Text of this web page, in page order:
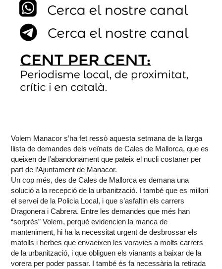
Volem Manacor s’ha fet ressò aquesta setmana de la llarga
llista de demandes dels veïnats de Cales de Mallorca, que es
queixen de l’abandonament que pateix el nucli costaner per
part de l’Ajuntament de Manacor.
Un cop més, des de Cales de Mallorca es demana una
solució a la recepció de la urbanització. I també que es millori
el servei de la Policia Local, i que s’asfaltin els carrers
Dragonera i Cabrera. Entre les demandes que més han
“sorprès” Volem, perquè evidencien la manca de
manteniment, hi ha la necessitat urgent de desbrossar els
matolls i herbes que envaeixen les voravies a molts carrers
de la urbanització, i que obliguen els vianants a baixar de la
vorera per poder passar. I també és fa necessària la retirada